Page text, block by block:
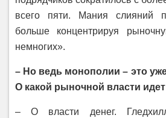
всего пяти. Мания слияний
больше концентрируя
немногих».
– Но ведь монополии – это
О какой рыночной власти
– О власти денег.